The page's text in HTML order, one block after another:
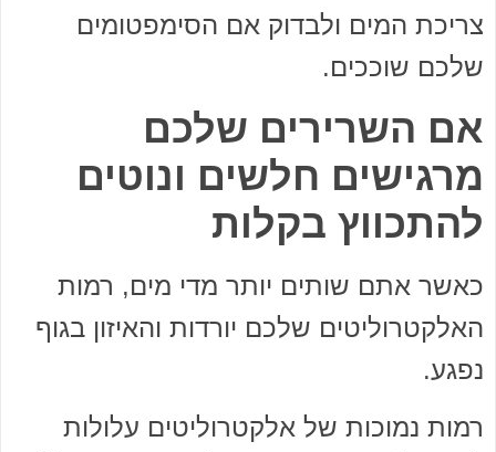
צריכת המים ולבדוק אם הסימפטומים
שלכם שוככים.
אם השרירים שלכם
מרגישים חלשים ונוטים
להתכווץ בקלות
כאשר אתם שותים יותר מדי מים, רמות
האלקטרוליטים שלכם יורדות והאיזון בגוף
נפגע.
רמות נמוכות של אלקטרוליטים עלולות